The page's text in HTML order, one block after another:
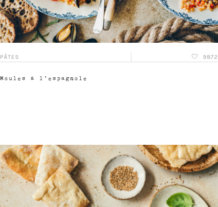
PÂTES 9872
Moules à l’espagnole